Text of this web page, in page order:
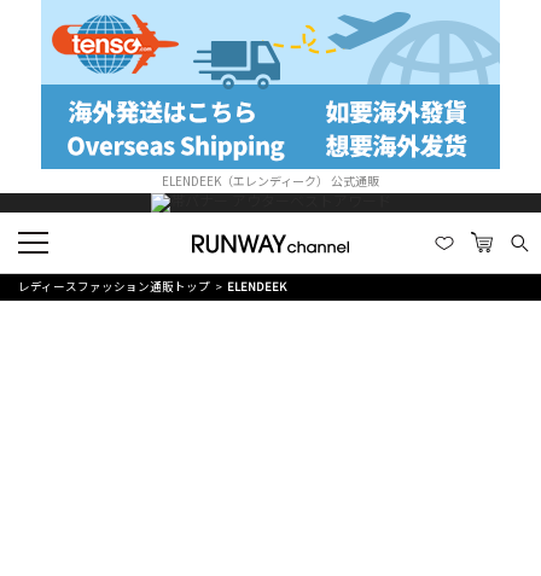
ELENDEEK（エレンディーク） 公式通販
レディースファッション通販トップ ELENDEEK